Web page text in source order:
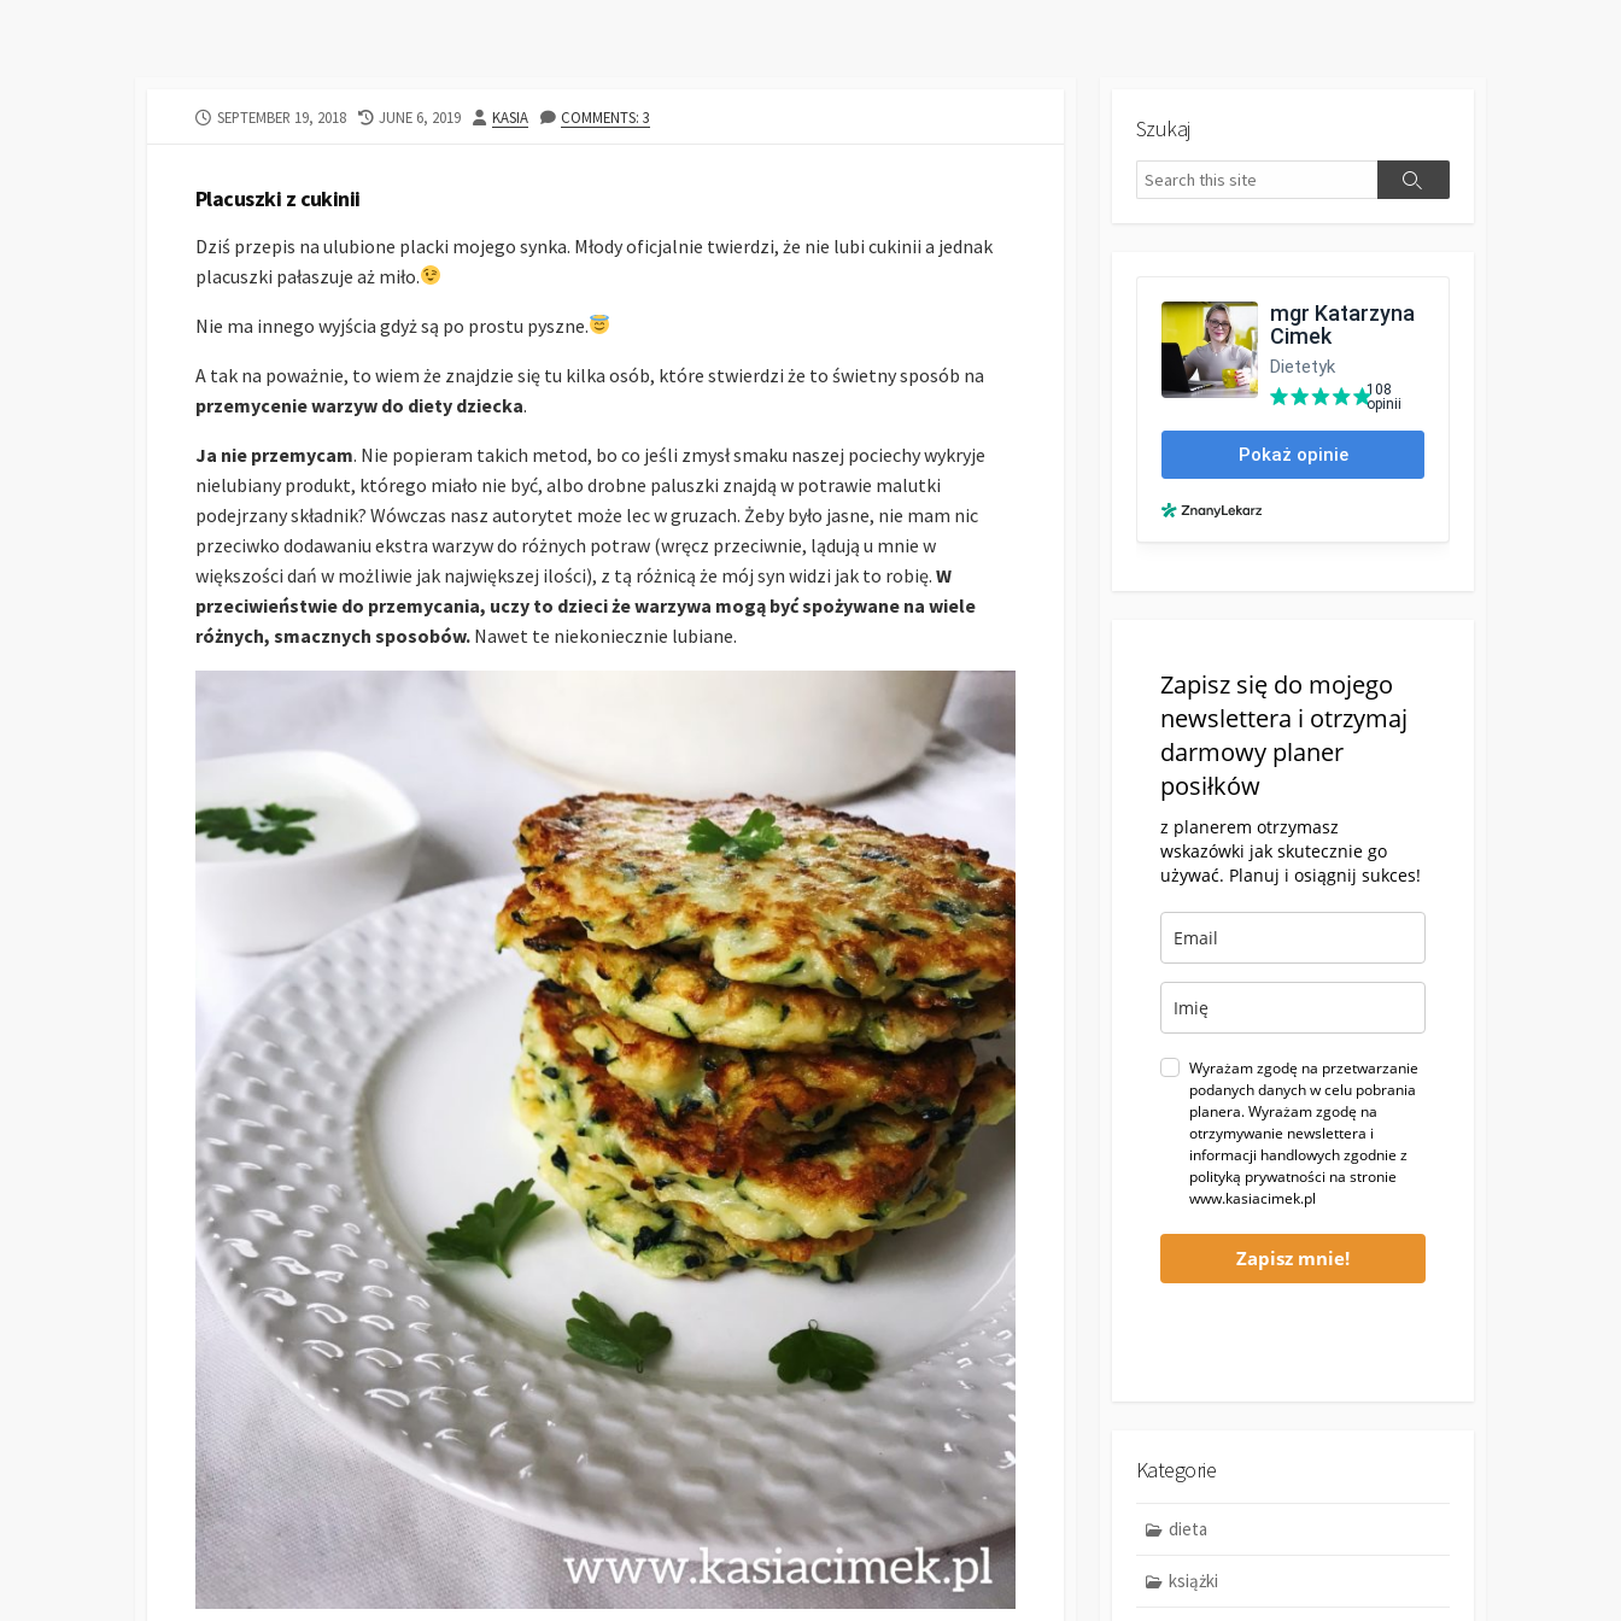
SEPTEMBER 19, 2018 JUNE 6, 2019 KASIA COMMENTS: 3
Placuszki z cukinii
Dziś przepis na ulubione placki mojego synka. Młody oficjalnie twierdzi, że nie lubi cukinii a jednak
placuszki pałaszuje aż miło.
Nie ma innego wyjścia gdyż są po prostu pyszne.
A tak na poważnie, to wiem że znajdzie się tu kilka osób, które stwierdzi że to świetny sposób na
przemycenie warzyw do diety dziecka.
Ja nie przemycam. Nie popieram takich metod, bo co jeśli zmysł smaku naszej pociechy wykryje
nielubiany produkt, którego miało nie być, albo drobne paluszki znajdą w potrawie malutki
podejrzany składnik? Wówczas nasz autorytet może lec w gruzach. Żeby było jasne, nie mam nic
przeciwko dodawaniu ekstra warzyw do różnych potraw (wręcz przeciwnie, lądują u mnie w
większości dań w możliwie jak największej ilości), z tą różnicą że mój syn widzi jak to robię. W
przeciwieństwie do przemycania, uczy to dzieci że warzywa mogą być spożywane na wiele
różnych, smacznych sposobów. Nawet te niekoniecznie lubiane.
Szukaj
Zapisz się do mojego
newslettera i otrzymaj
darmowy planer
posiłków
z planerem otrzymasz
wskazówki jak skutecznie go
używać. Planuj i osiągnij sukces!
Wyrażam zgodę na przetwarzanie
podanych danych w celu pobrania
planera. Wyrażam zgodę na
otrzymywanie newslettera i
informacji handlowych zgodnie z
polityką prywatności na stronie
www.kasiacimek.pl
Zapisz mnie!
Kategorie
dieta
książki